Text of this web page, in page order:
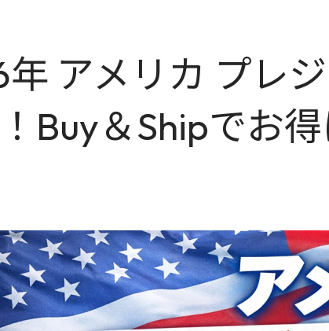
アメリカ プレ
Buy＆Shipでお